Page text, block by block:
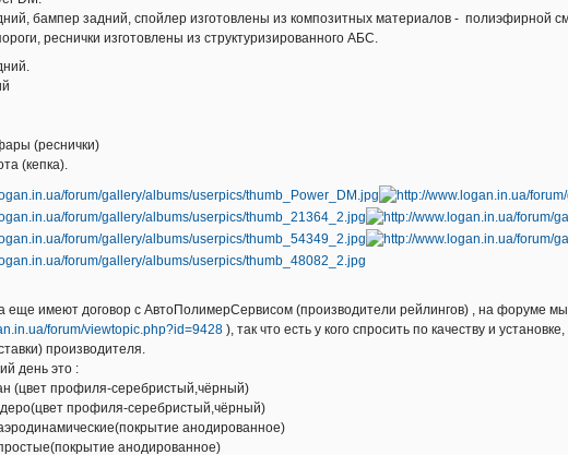
бампер задний, спойлер изготовлены из композитных материалов - полиэфирной
реснички изготовлены из структуризированного АБС.
(реснички)
(кепка).
еще имеют договор с АвтоПолимерСервисом (производители рейлингов) , на форуме
forum/viewtopic.php?id=9428 ), так что есть у кого спросить по качеству и
производителя.
день это :
(цвет профиля-серебристый,чёрный)
профиля-серебристый,чёрный)
анодированное)
анодированное)